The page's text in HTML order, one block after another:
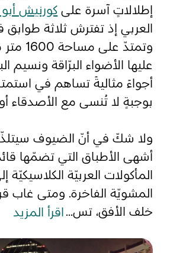
المفضلة
أبو ظبي
منطقة الظفرة
دائرة الثقافة والسياحة - أبوظبي
مركز أبوظبي الوطني للمعارض
إطلالاتٍ آسرة على كورنيش
العربي إذ تفترش ثلاثة طوابق
وتمتدّ
عليها الأضواء البرّاقة ونسيم
أجواءً مثاليةً تساهم في
بوجبةٍ لا تُنسى مع الأصدقاء أو
ولا شكّ في أنّ الضيوف
أشهى الأطباق التي تضمّها
المأكولات العربيّة الكلاسيكيّة
المشويّة الفاخرة. ومتى
خلف الأفق، تس...اقرأ المزيد